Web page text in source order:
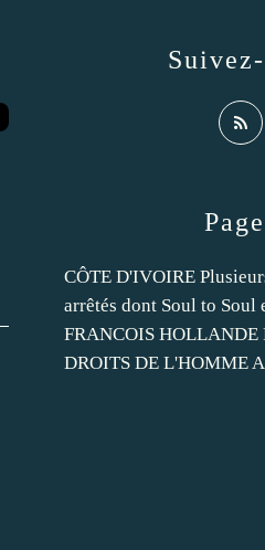
CÔTE D'IVOIRE
arrêtés dont Soul to Soul
FRANCOIS HOLLANDE
DROITS DE L'HOMME